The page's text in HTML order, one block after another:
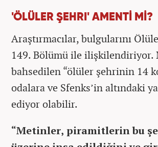
'ÖLÜLER ŞEHRI' AMENTİ Mİ?
Araştırmacılar, bulgularını
149. Bölümü ile ilişkilendiriyor.
bahsedilen “ölüler şehrinin 14
odalara ve Sfenks’in altındaki
ediyor olabilir.
“Metinler, piramitlerin bu